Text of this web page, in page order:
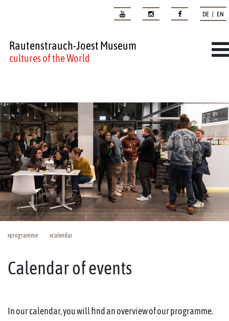
DE | EN
Rautenstrauch-Joest Museum
cultures of the World
programme calendar
Calendar of events
In our calendar, you will find an overview of our programme.